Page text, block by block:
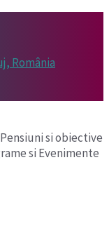
România
Pensiuni si obiective
si Evenimente